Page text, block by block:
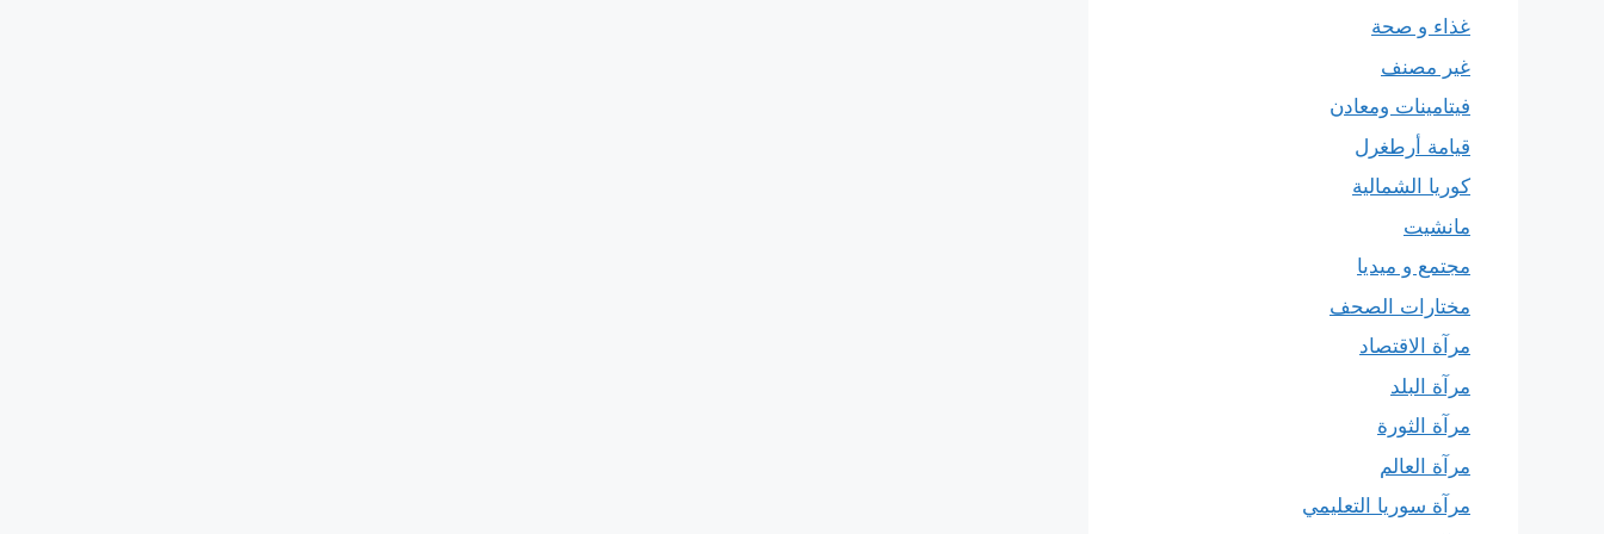
غذاء و صحة
غير مصنف
فيتامينات ومعادن
قيامة أرطغرل
كوريا الشمالية
مانشيت
مجتمع و ميديا
مختارات الصحف
مرآة الاقتصاد
مرآة البلد
مرآة الثورة
مرآة العالم
مرآة سوريا التعليمي